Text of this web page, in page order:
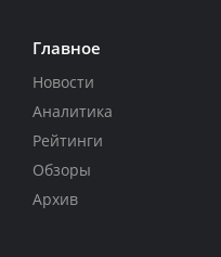
Главное
Новости
Аналитика
Рейтинги
Обзоры
Архив